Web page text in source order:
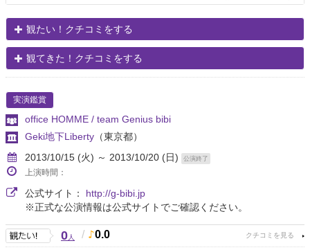
観たい！クチコミをする
観てきた！クチコミをする
実演鑑賞
office HOMME / team Genius bibi
Geki地下Liberty （東京都）
2013/10/15 (火) ～ 2013/10/20 (日)
公演終了
上演時間：
公式サイト： http://g-bibi.jp
※正式な公演情報は公式サイトでご確認ください。
0人 / 0.0